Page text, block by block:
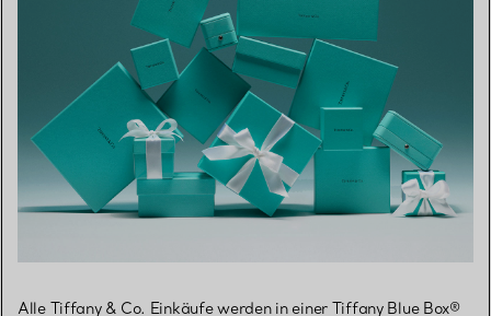
Alle Tiffany & Co. Einkäufe werden in einer Tiffany Blue Box®